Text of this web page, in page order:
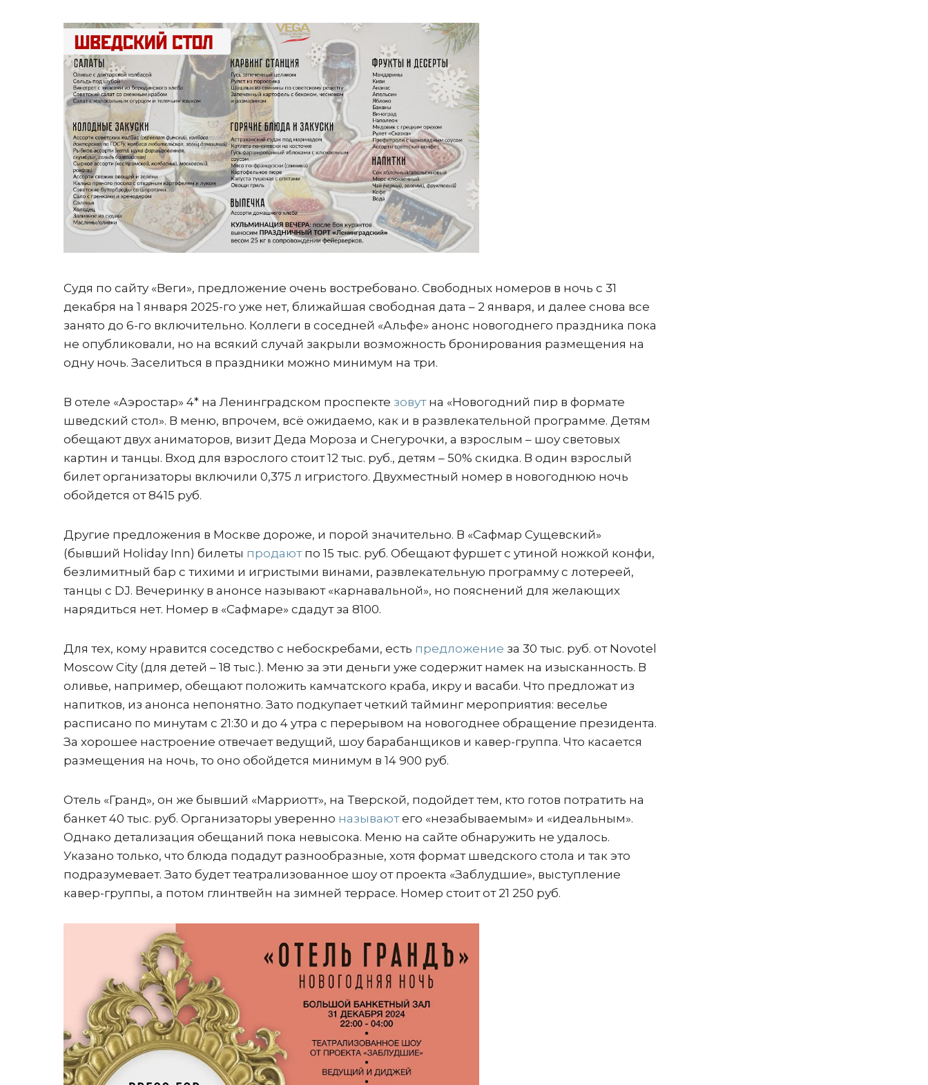
Судя по сайту «Веги», предложение очень востребовано. Свободных номеров в ночь с 31
декабря на 1 января 2025-го уже нет, ближайшая свободная дата – 2 января, и далее снова все
занято до 6-го включительно. Коллеги в соседней «Альфе» анонс новогоднего праздника пока
не опубликовали, но на всякий случай закрыли возможность бронирования размещения на
одну ночь. Заселиться в праздники можно минимум на три.
В отеле «Аэростар» 4* на Ленинградском проспекте зовутна «Новогодний пир в формате
шведский стол». В меню, впрочем, всё ожидаемо, как и в развлекательной программе. Детям
обещают двух аниматоров, визит Деда Мороза и Снегурочки, а взрослым – шоу световых
картин и танцы. Вход для взрослого стоит 12 тыс. руб., детям – 50% скидка. В один взрослый
билет организаторы включили 0,375 л игристого. Двухместный номер в новогоднюю ночь
обойдется от 8415 руб.
Другие предложения в Москве дороже, и порой значительно. В «Сафмар Сущевский»
(бывший Holiday Inn) билеты продаютпо 15 тыс. руб. Обещают фуршет с утиной ножкой конфи,
безлимитный бар с тихими и игристыми винами, развлекательную программу с лотереей,
танцы с DJ. Вечеринку в анонсе называют «карнавальной», но пояснений для желающих
нарядиться нет. Номер в «Сафмаре» сдадут за 8100.
Для тех, кому нравится соседство с небоскребами, есть предложение за 30 тыс. руб. от Novotel
Moscow City (для детей – 18 тыс.). Меню за эти деньги уже содержит намек на изысканность. В
оливье, например, обещают положить камчатского краба, икру и васаби. Что предложат из
напитков, из анонса непонятно. Зато подкупает четкий тайминг мероприятия: веселье
расписано по минутам с 21:30 и до 4 утра с перерывом на новогоднее обращение президента.
За хорошее настроение отвечает ведущий, шоу барабанщиков и кавер-группа. Что касается
размещения на ночь, то оно обойдется минимум в 14 900 руб.
Отель «Гранд», он же бывший «Марриотт», на Тверской, подойдет тем, кто готов потратить на
банкет 40 тыс. руб. Организаторы уверенно называютего «незабываемым» и «идеальным».
Однако детализация обещаний пока невысока. Меню на сайте обнаружить не удалось.
Указано только, что блюда подадут разнообразные, хотя формат шведского стола и так это
подразумевает. Зато будет театрализованное шоу от проекта «Заблудшие», выступление
кавер-группы, а потом глинтвейн на зимней террасе. Номер стоит от 21 250 руб.